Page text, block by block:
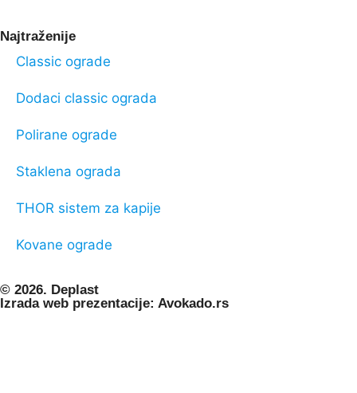
Najtraženije
Classic ograde
Dodaci classic ograda
Polirane ograde
Staklena ograda
THOR sistem za kapije
Kovane ograde
© 2026. Deplast
Izrada web prezentacije: Avokado.rs